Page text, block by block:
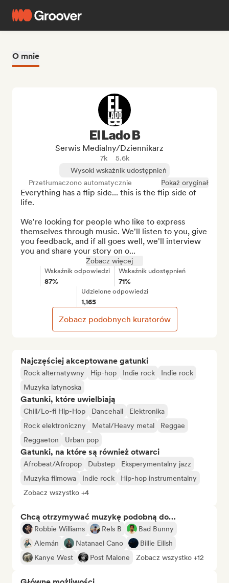
O mnie
Najczęściej akceptowane gatunki
Rock alternatywny Hip-hop Indie rock
Indie rock
Muzyka latynoska
Gatunki, które uwielbiają
Chill/Lo-fi Hip-Hop Dancehall
Elektronika
Rock elektroniczny
Metal/Heavy metal
Reggae
Reggaeton
Urban pop
Gatunki, na które są również otwarci
Afrobeat/Afropop Dubstep
Eksperymentalny jazz
Muzyka filmowa
Indie rock
Hip-hop instrumentalny
Zobacz wszystko +4
Chcą otrzymywać muzykę podobną do…
Robbie Williams Rels B
Bad Bunny
Alemán
Natanael Cano
Billie Eilish
Kanye West
Post Malone Zobacz wszystko +12
El Lado B
Serwis Medialny/Dziennikarz
7k
5.6k
Wysoki wskaźnik udostępnień
Przetłumaczono automatycznie
Pokaż oryginał
Everything has a flip side... this is the flip side of
life.
We're looking for people who like to express
themselves through music. We'll listen to you, give
you feedback, and if all goes well, we'll interview
you and share your story on o...
Zobacz więcej
Wskaźnik odpowiedzi
87%
Wskaźnik udostępnień
71%
Udzielone odpowiedzi
1,165
Zobacz podobnych kuratorów